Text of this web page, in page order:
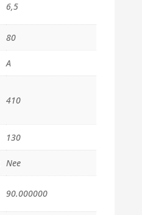
6,5
80
A
410
130
Nee
90.000000